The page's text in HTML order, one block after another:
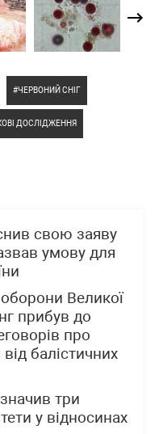
ЧЕРВОНИЙ СНІГ
ДОСЛІДЖЕННЯ
свою заяву
умову для
Великої
прибув до
про
балістичних
три
у відносинах